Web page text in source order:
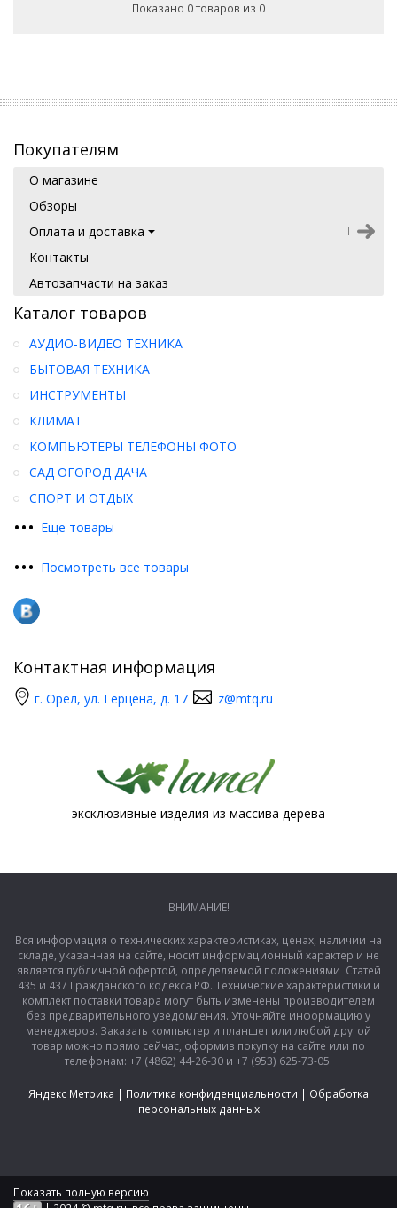
Показано 0 товаров из 0
Покупателям
О магазине
Обзоры
Оплата и доставка
Контакты
Автозапчасти на заказ
Каталог товаров
••• Еще товары
АУДИО-ВИДЕО ТЕХНИКА
БЫТОВАЯ ТЕХНИКА
ИНСТРУМЕНТЫ
КЛИМАТ
КОМПЬЮТЕРЫ ТЕЛЕФОНЫ ФОТО
САД ОГОРОД ДАЧА
СПОРТ И ОТДЫХ
••• Посмотреть все товары
Контактная информация
г. Орёл, ул. Герцена, д. 17 z@mtq.ru
эксклюзивные изделия из массива дерева
ВНИМАНИЕ!
Вся информация о технических характеристиках, ценах, наличии на
складе, указанная на сайте, носит информационный характер и не
является публичной офертой, определяемой положениями Статей
435 и 437 Гражданского кодекса РФ. Технические характеристики и
комплект поставки товара могут быть изменены производителем
без предварительного уведомления. Уточняйте информацию у
менеджеров. Заказать компьютер и планшет или любой другой
товар можно прямо сейчас, оформив покупку на сайте или по
телефонам: +7 (4862) 44-26-30 и +7 (953) 625-73-05.
Яндекс Метрика | Политика конфиденциальности | Обработка
персональных данных
Показать полную версию